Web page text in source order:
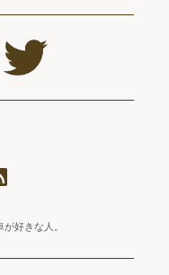
好きな人。